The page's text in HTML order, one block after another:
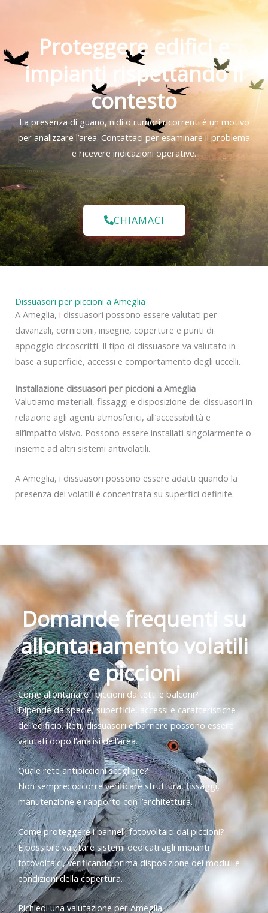
Proteggere edifici e
impianti rispettando il
contesto
La presenza di guano, nidi o rumori ricorrenti è un motivo
per analizzare l’area. Contattaci per esaminare il problema
e ricevere indicazioni operative.
CHIAMACI
Dissuasori per piccioni a Ameglia
A Ameglia, i dissuasori possono essere valutati per
davanzali, cornicioni, insegne, coperture e punti di
appoggio circoscritti. Il tipo di dissuasore va valutato in
base a superficie, accessi e comportamento degli uccelli.
Installazione dissuasori per piccioni a Ameglia
Valutiamo materiali, fissaggi e disposizione dei dissuasori in
relazione agli agenti atmosferici, all’accessibilità e
all’impatto visivo. Possono essere installati singolarmente o
insieme ad altri sistemi antivolatili.
A Ameglia, i dissuasori possono essere adatti quando la
presenza dei volatili è concentrata su superfici definite.
Domande frequenti su
allontanamento volatili
e piccioni
Come allontanare i piccioni da tetti e balconi?
Dipende da specie, superficie, accessi e caratteristiche
dell’edificio. Reti, dissuasori e barriere possono essere
valutati dopo l’analisi dell’area.
Quale rete antipiccioni scegliere?
Non sempre: occorre verificare struttura, fissaggi,
manutenzione e rapporto con l’architettura.
Come proteggere i pannelli fotovoltaici dai piccioni?
È possibile valutare sistemi dedicati agli impianti
fotovoltaici, verificando prima disposizione dei moduli e
condizioni della copertura.
Richiedi una valutazione per Ameglia